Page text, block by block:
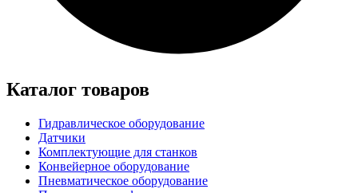
Каталог товаров
Гидравлическое оборудование
Датчики
Комплектующие для станков
Конвейерное оборудование
Пневматическое оборудование